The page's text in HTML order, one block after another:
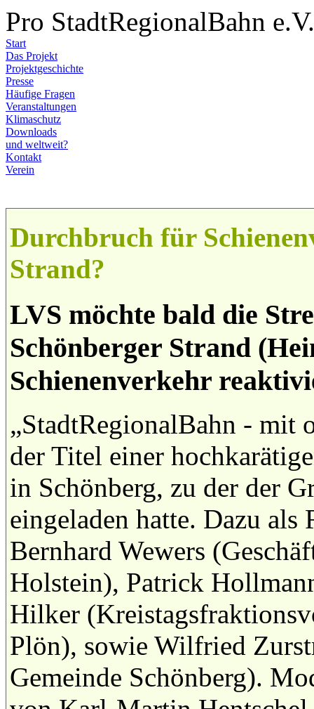
Pro StadtRegionalBahn e.V.
Start
Das Projekt
Projektgeschichte
Presse
Häufige Fragen
Veranstaltungen
Klimaschutz
Downloads
und weltweit?
Kontakt
Verein
Durchbruch für
Strand?
LVS möchte bald die
Schönberger Strand
Schienenverkehr
„StadtRegionalBahn - mit
der Titel einer
in Schönberg, zu der der
eingeladen hatte. Dazu als
Bernhard Wewers
Holstein), Patrick
Hilker
Plön), sowie Wilfried
Gemeinde Schönberg).